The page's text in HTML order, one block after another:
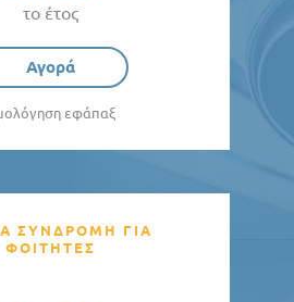
το έτος
Αγορά
εφάπαξ
ΣΥΝΔΡΟΜΗ ΓΙΑ
ΦΟΙΤΗΤΕΣ